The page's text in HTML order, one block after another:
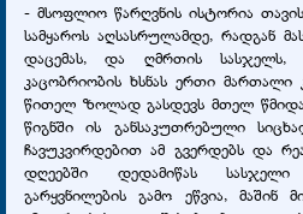
- მსოფლიო წარღვნის ისტორია
სამყაროს აღსასრულამდე, რადგან
დაცემას, და ღმრთის სასჯელს,
კაცობრიობის ხსნას ერთი მართალი
წითელ ზოლად გასდევს მთელ წმიდა
წიგნში ის განსაკუთრებული
ჩავუკვირდებით ამ გვერდებს და
დღეებში დედამიწას
გარყვნილების გამო ეწვია, მაშინ